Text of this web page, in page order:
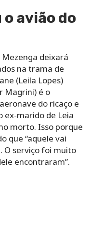
avião do
deixará
na trama de
(Leila Lopes)
Magrini) é o
do ricaço e
ex-marido de Leia
morto. Isso porque
que “aquele vai
O serviço foi muito
encontraram”.